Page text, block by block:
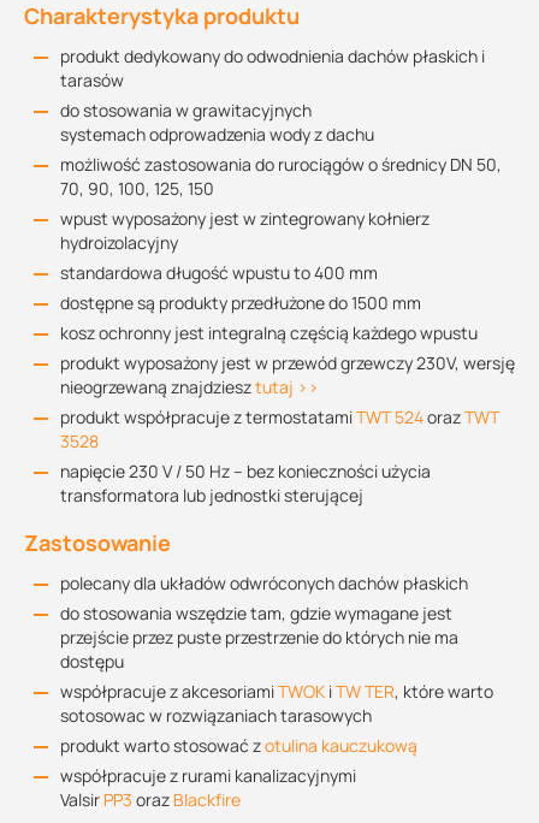
Charakterystyka produktu
produkt dedykowany do odwodnienia dachów płaskich i
tarasów
do stosowania w grawitacyjnych
systemach odprowadzenia wody z dachu
możliwość zastosowania do rurociągów o średnicy DN 50,
70, 90, 100, 125, 150
wpust wyposażony jest w zintegrowany kołnierz
hydroizolacyjny
standardowa długość wpustu to 400 mm
dostępne są produkty przedłużone do 1500 mm
kosz ochronny jest integralną częścią każdego wpustu
produkt wyposażony jest w przewód grzewczy 230V, wersję
nieogrzewaną znajdziesztutaj >>
produkt współpracuje z termostatamiTWT 524orazTWT
3528
napięcie 230 V / 50 Hz – bez konieczności użycia
transformatora lub jednostki sterującej
Zastosowanie
polecany dla układów odwróconych dachów płaskich
do stosowania wszędzie tam, gdzie wymagane jest
przejście przez puste przestrzenie do których nie ma
dostępu
współpracuje z akcesoriamiTWOK iTW TER, które warto
sotosowac w rozwiązaniach tarasowych
produkt warto stosować zotulina kauczukową
współpracuje z rurami kanalizacyjnymi
Valsir PP3 oraz Blackfire